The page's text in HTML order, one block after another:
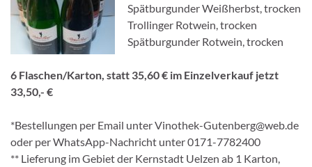
Spätburgunder Weißherbst, trocken
Trollinger Rotwein, trocken
Spätburgunder Rotwein, trocken
6 Flaschen/Karton, statt 35,60 € im Einzelverkauf jetzt
33,50,- €
*Bestellungen per Email unter Vinothek-Gutenberg@web.de
oder per WhatsApp-Nachricht unter 0171-7782400
** Lieferung im Gebiet der Kernstadt Uelzen ab 1 Karton,